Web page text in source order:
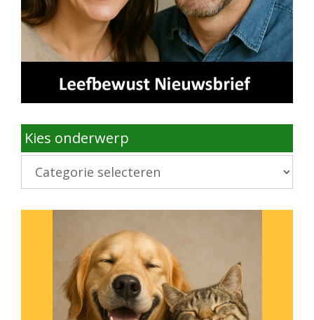
Kies onderwerp
Kies
onderwerp